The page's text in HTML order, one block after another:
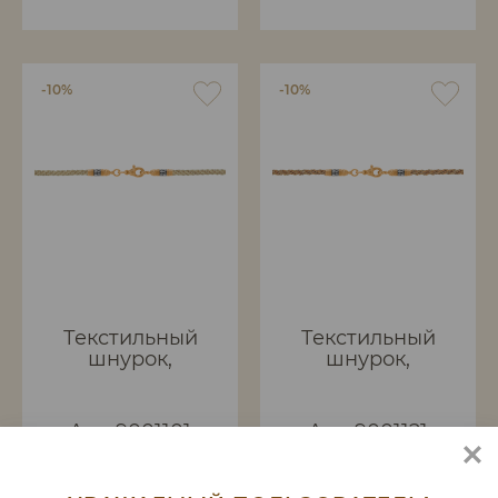
-10%
Текстильный
шнурок,
Арт. 9001101
-10%
Текстильный
шнурок,
Арт. 9001121